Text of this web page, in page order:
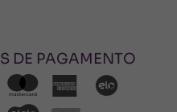
DE PAGAMENTO